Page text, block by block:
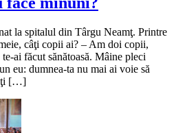
la spitalul din Târgu Neamţ. Printre
câţi copii ai? – Am doi copii,
ai făcut sănătoasă. Mâine pleci
eu: dumnea-ta nu mai ai voie să
[…]